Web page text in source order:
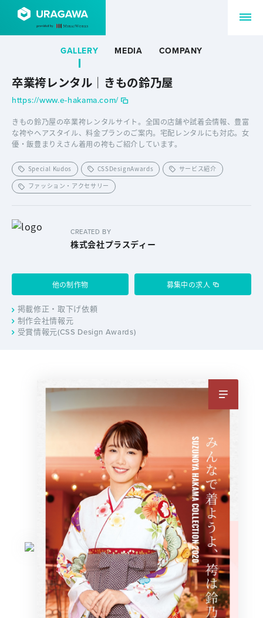
GALLERY MEDIA COMPANY
卒業袴レンタル｜きもの鈴乃屋
https://www.e-hakama.com/
きもの鈴乃屋の卒業袴レンタルサイト。全国の店舗や試着会情報、豊富
な袴やヘアスタイル、料金プランのご案内。宅配レンタルにも対応。女
優・飯豊まりえさん着用の袴もご紹介しています。
Special Kudos CSSDesignAwards
サービス紹介
ファッション・アクセサリー
CREATED BY
株式会社プラスディー
他の制作物 募集中の求人
掲載修正・取下げ依頼
制作会社情報元
受賞情報元(CSS Design Awards)